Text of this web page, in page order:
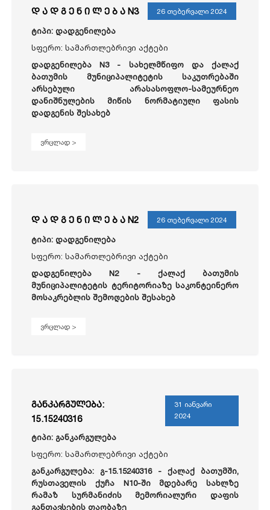
დ ა დ გ ე ნ ი ლ ე ბ ა N3 26 თებერვალი 2024
ტიპი: დადგენილება
სფერო: სამართლებრივი აქტები
დადგენილება N3 - სახელმწიფო და ქალაქ
ბათუმის მუნიციპალიტეტის საკუთრებაში
არსებული არასასოფლო-სამეურნეო
დანიშნულების მიწის ნორმატიული ფასის
დადგენის შესახებ
ვრცლად >
დ ა დ გ ე ნ ი ლ ე ბ ა N2 26 თებერვალი 2024
ტიპი: დადგენილება
სფერო: სამართლებრივი აქტები
დადგენილება N2 - ქალაქ ბათუმის
მუნიციპალიტეტის ტერიტორიაზე საკონტეინერო
მოსაკრებლის შემოღების შესახებ
ვრცლად >
განკარგულება:
15.15240316
31 იანვარი
2024
ტიპი: განკარგულება
სფერო: სამართლებრივი აქტები
განკარგულება: გ-15.15240316 - ქალაქ ბათუმში,
რუსთაველის ქუჩა N10-ში მდებარე სახლზე
რამაზ სურმანიძის მემორიალური დაფის
განთავსების თაობაზე